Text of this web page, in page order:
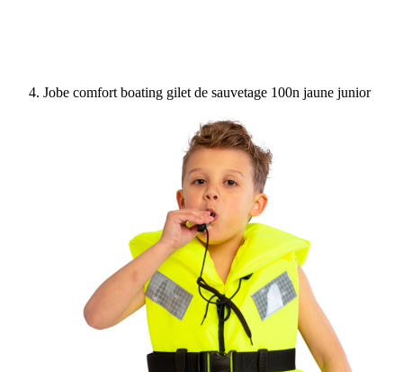
Jobe comfort boating gilet de sauvetage 100n jaune junior